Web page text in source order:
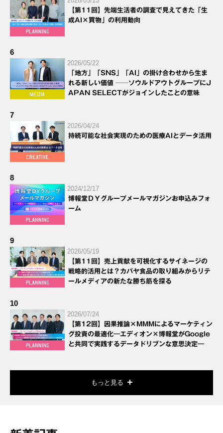
【第11回】先端生活者の調査で見えてきた「生
成AI×買物」の利用動向
6
2026/05/22
「地方」「SNS」「AI」の掛け合わせから生ま
れる新しい価値 ──ソウルドアウトグループにJ
APAN SELECTがジョインしたことの意味
7
2026/04/24
持続可能な社会実現のための医療AIとデータ活用
8
2024/12/17
博報堂ＤＹグループメールマガジンお申込みフォ
ーム
9
2026/05/19
【第11回】売上貢献を可視化するサイネージの
戦略的活用とは？カバヤ食品の取り組みからリテ
ールメディアの新たな勝ち筋を探る
10
2026/07/24
【第12回】因果推論×MMMによるマーケティン
グ投資の最適化―エディオン×博報堂がGoogle
と共同で実践するデータドリブンな意思決定―
もっと見る